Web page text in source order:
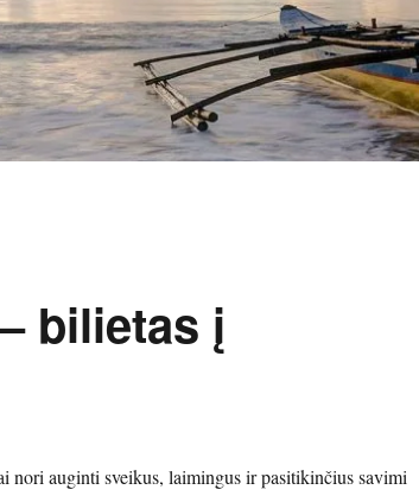
bilietas į
auginti sveikus, laimingus ir pasitikinčius savimi